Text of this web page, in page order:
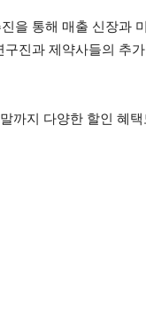
을 통해 매출 신장과
진과 제약사들의 추
까지 다양한 할인 혜택